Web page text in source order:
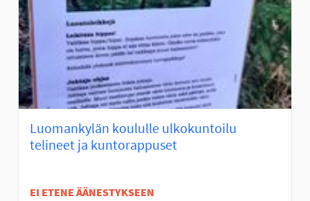
Luomankylän koululle ulkokuntoilu
telineet ja kuntorappuset
EI ETENE ÄÄNESTYKSEEN